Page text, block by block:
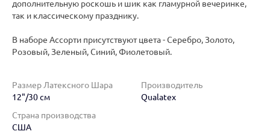
дополнительную роскошь и шик как гламурной вечеринке,
так и классическому празднику.
В наборе Ассорти присутствуют цвета - Серебро, Золото,
Розовый, Зеленый, Синий, Фиолетовый.
Размер Латексного Шара
12"/30 см
Производитель
Qualatex
Страна производства
США